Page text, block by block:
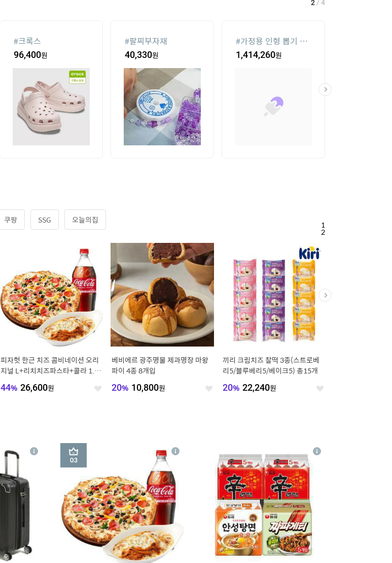
#크록스
96,400원
#팔찌부자재
40,330원
#가정용 인형 뽑기 기
계
1,414,260원
2 / 4
쿠팡 SSG 오늘의집
피자헛 한근 치즈 콤비네이션 오리
지널 L+리치치즈파스타+콜라 1.25
44% 26,600원 좋
베비에르 광주명물 제과명장 마왕
파이 4종 8개입
20% 10,800원 좋
끼리 크림치즈 찰떡 3종(스트로베
리5/블루베리5/베이크5) 총15개
20% 22,240원 좋
1
2
상
3
상 상